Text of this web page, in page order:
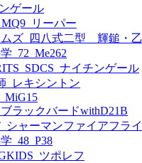
ゲール
リーパー
ズ_四八式二型 輝鎚・乙
_72_Me262
ナイチンゲール
_レキシントン
ラックバードwithD21B
シャーマンファイアフライ
_48_P38
ツポレフ